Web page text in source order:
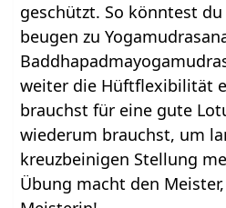
geschützt. So könntest
beugen zu
weiter die Hüftflexibilität
brauchst für eine gute
wiederum brauchst, um
kreuzbeinigen Stellung
Übung macht den